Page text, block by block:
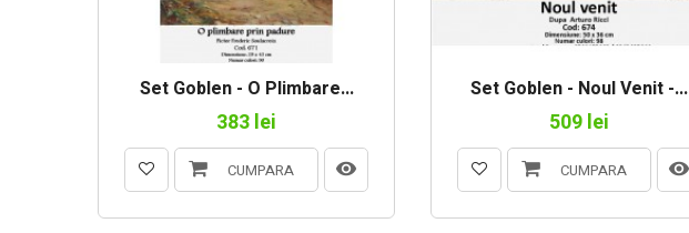
Set Goblen - O Plimbare...
383 lei
CUMPARA
Set Goblen - Noul Venit -...
509 lei
CUMPARA